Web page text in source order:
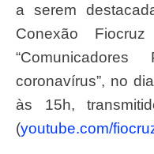
a serem
Conexão
coronavírus”, no
às 15h,
(youtube.com/